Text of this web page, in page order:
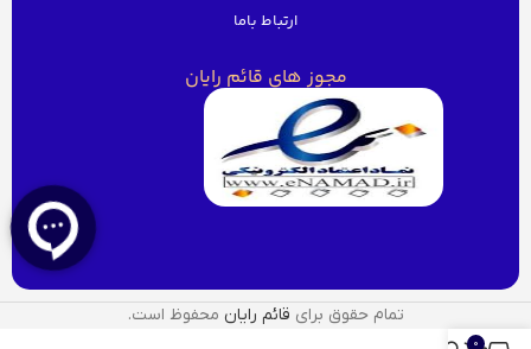
ارتباط باما
مجوز های قائم رایان
تمام حقوق برای قائم رایان محفوظ است.
0